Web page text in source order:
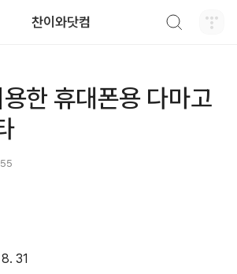
찬이와닷컴
한 휴대폰용 다마고
31